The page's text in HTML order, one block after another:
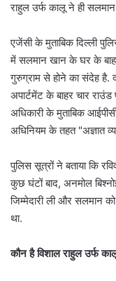
राहुल उर्फ कालू ने ही
एजेंसी के मुताबिक दिल्ली
में सलमान खान के घर के
गुरुग्राम से होने का संदेह है.
अपार्टमेंट के बाहर चार
अधिकारी के मुताबिक
अधिनियम के तहत "अज्ञात
पुलिस सूत्रों ने बताया कि
कुछ घंटों बाद, अनमोल
जिम्मेदारी ली और सलमान
था.
कौन है विशाल राहुल उर्फ